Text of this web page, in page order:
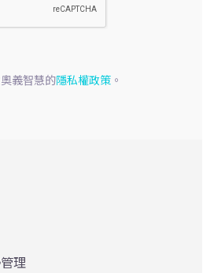
義智慧的隱私權政策 。
理